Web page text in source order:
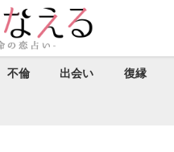
不倫 出会い 復縁